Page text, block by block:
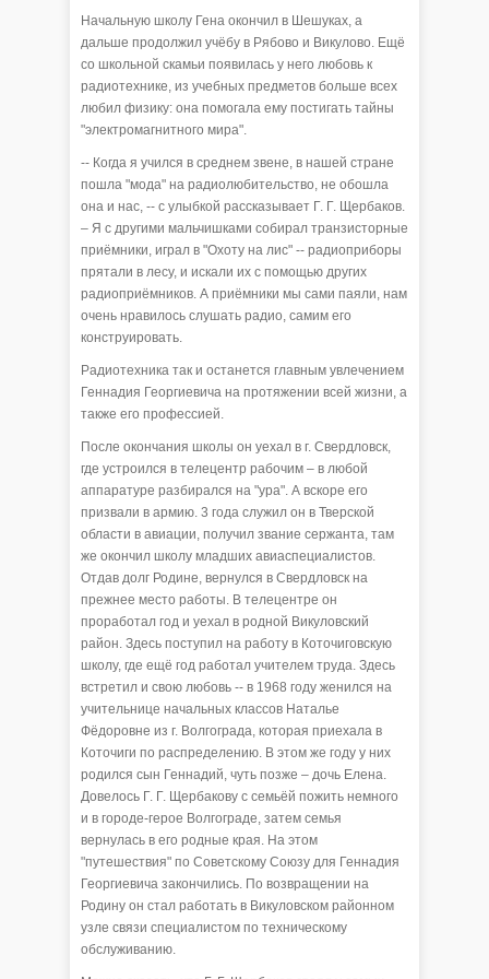
Начальную школу Гена окончил в Шешуках, а
дальше продолжил учёбу в Рябово и Викулово. Ещё
со школьной скамьи появилась у него любовь к
радиотехнике, из учебных предметов больше всех
любил физику: она помогала ему постигать тайны
"электромагнитного мира".
-- Когда я учился в среднем звене, в нашей стране
пошла "мода" на радиолюбительство, не обошла
она и нас, -- с улыбкой рассказывает Г. Г. Щербаков.
– Я с другими мальчишками собирал транзисторные
приёмники, играл в "Охоту на лис" -- радиоприборы
прятали в лесу, и искали их с помощью других
радиоприёмников. А приёмники мы сами паяли, нам
очень нравилось слушать радио, самим его
конструировать.
Радиотехника так и останется главным увлечением
Геннадия Георгиевича на протяжении всей жизни, а
также его профессией.
После окончания школы он уехал в г. Свердловск,
где устроился в телецентр рабочим – в любой
аппаратуре разбирался на "ура". А вскоре его
призвали в армию. 3 года служил он в Тверской
области в авиации, получил звание сержанта, там
же окончил школу младших авиаспециалистов.
Отдав долг Родине, вернулся в Свердловск на
прежнее место работы. В телецентре он
проработал год и уехал в родной Викуловский
район. Здесь поступил на работу в Коточиговскую
школу, где ещё год работал учителем труда. Здесь
встретил и свою любовь -- в 1968 году женился на
учительнице начальных классов Наталье
Фёдоровне из г. Волгограда, которая приехала в
Коточиги по распределению. В этом же году у них
родился сын Геннадий, чуть позже – дочь Елена.
Довелось Г. Г. Щербакову с семьёй пожить немного
и в городе-герое Волгограде, затем семья
вернулась в его родные края. На этом
"путешествия" по Советскому Союзу для Геннадия
Георгиевича закончились. По возвращении на
Родину он стал работать в Викуловском районном
узле связи специалистом по техническому
обслуживанию.